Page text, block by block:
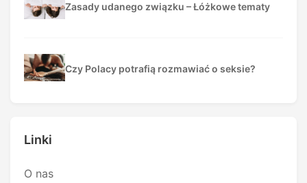
Zasady udanego związku – Łóżkowe tematy
Czy Polacy potrafią rozmawiać o seksie?
Linki
O nas